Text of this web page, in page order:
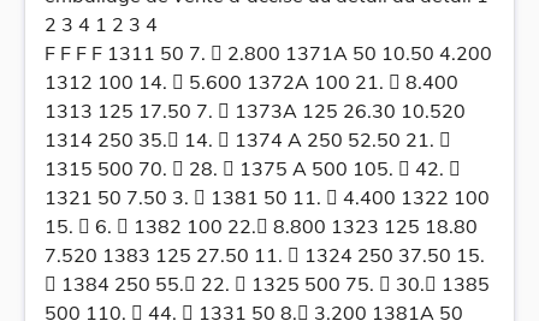
2 3 4 1 2 3 4
F F F F 1311 50 7.  2.800 1371A 50 10.50 4.200
1312 100 14.  5.600 1372A 100 21.  8.400
1313 125 17.50 7.  1373A 125 26.30 10.520
1314 250 35. 14.  1374 A 250 52.50 21. 
1315 500 70.  28.  1375 A 500 105.  42. 
1321 50 7.50 3.  1381 50 11.  4.400 1322 100
15.  6.  1382 100 22. 8.800 1323 125 18.80
7.520 1383 125 27.50 11.  1324 250 37.50 15.
 1384 250 55. 22.  1325 500 75.  30. 1385
500 110.  44.  1331 50 8. 3.200 1381A 50